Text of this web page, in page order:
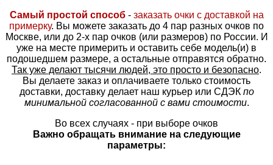
Самый простой способ- заказать очки с доставкой на
примерку. Вы можете заказать до 4 пар разных очков по
Москве, или до 2-х пар очков (или размеров) по России. И
уже на месте примерить и оставить себе модель(и) в
подошедшем размере, а остальные отправятся обратно.
Так уже делают тысячи людей, это просто и безопасно.
Вы делаете заказ и оплачиваете только стоимость
доставки, доставку делает наш курьер или СДЭК по
минимальной согласованной с вами стоимости.
Во всех случаях - при выборе очков
Важно обращать внимание на следующие
параметры: